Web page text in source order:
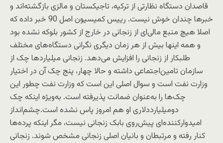
قاصدان دستگاه نظارتی از ترکیه، تاجیکستان و مالزی بازگشته‌اند و
خبرها چندان خوش نیست. رییس کمیسیون اصل 90 خبر داده که
اصلا هیچ منبع مالی‌ای از زنجانی در خارج از کشور بلوکه نشده بود
و همه اینها بیش از هر زمان دیگری نگرانی دستگاه‌های مختلف
طلبکار از زنجانی را افزایش می‌دهد. زنجانی میلیاردها چک از
سازمان تامین‌اجتماعی داشته و حالا چهار، پنج چک آن در اختیار
وزارت نفت است و سوال اصلی این است که وزارت نفت چطور این
چک‌ها را به‌عنوان ضمانت پذیرفته است. به‌ویژه اینکه چک
دومیلیارددلاری او هم امروز پاس نشده است.چشم‌انداز
امیدوارکننده‌ای پیش‌روی بابک زنجانی نیست، مگر اینکه پرده‌ها
کنار رفته و مرتبطان و بانیان اصلی زنجانی مشخص شوند. زنجانی